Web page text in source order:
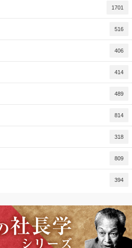
1701
516
406
414
489
814
318
809
394